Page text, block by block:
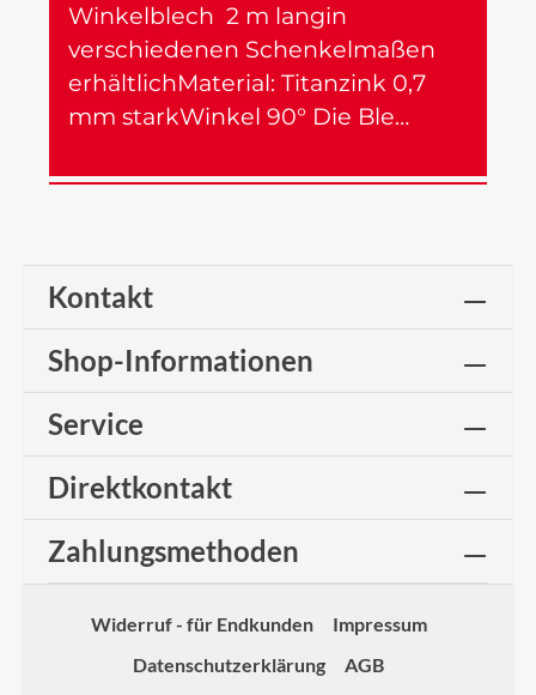
Winkelblech 2 m langin
verschiedenen Schenkelmaßen
erhältlichMaterial: Titanzink 0,7
mm starkWinkel 90° Die Ble…
Kontakt
Shop-Informationen
Service
Direktkontakt
Zahlungsmethoden
Widerruf - für Endkunden
Impressum
Datenschutzerklärung
AGB